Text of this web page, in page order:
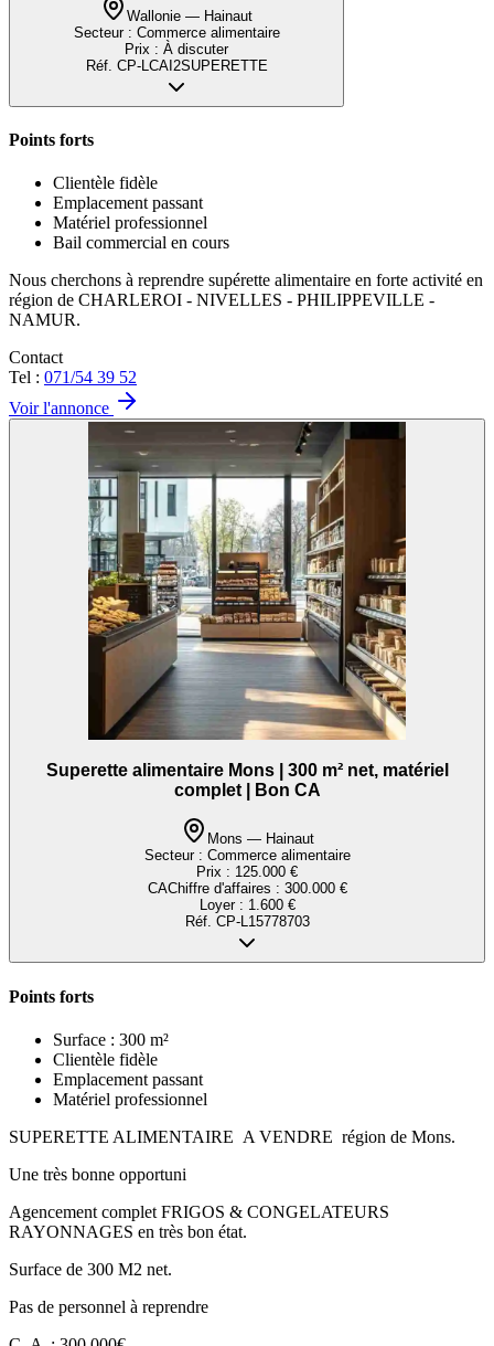
Wallonie — Hainaut
Secteur : Commerce alimentaire
Prix : À discuter
Réf. CP-LCAI2SUPERETTE
Points forts
Clientèle fidèle
Emplacement passant
Matériel professionnel
Bail commercial en cours
Nous cherchons à reprendre supérette alimentaire en forte activité en
région de CHARLEROI - NIVELLES - PHILIPPEVILLE -
NAMUR.
Contact
Tel : 071/54 39 52
Voir l'annonce
Superette alimentaire Mons | 300 m² net, matériel
complet | Bon CA
Mons — Hainaut
Secteur : Commerce alimentaire
Prix : 125.000 €
CAChiffre d'affaires : 300.000 €
Loyer : 1.600 €
Réf. CP-L15778703
Points forts
Surface : 300 m²
Clientèle fidèle
Emplacement passant
Matériel professionnel
SUPERETTE ALIMENTAIRE A VENDRE région de Mons.
Une très bonne opportuni
Agencement complet FRIGOS & CONGELATEURS
RAYONNAGES en très bon état.
Surface de 300 M2 net.
Pas de personnel à reprendre